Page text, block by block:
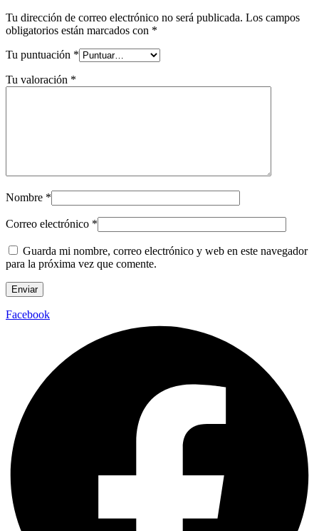
Tu dirección de correo electrónico no será publicada. Los campos
obligatorios están marcados con *
Tu puntuación *
Tu valoración *
Nombre *
Correo electrónico *
Guarda mi nombre, correo electrónico y web en este navegador
para la próxima vez que comente.
Facebook